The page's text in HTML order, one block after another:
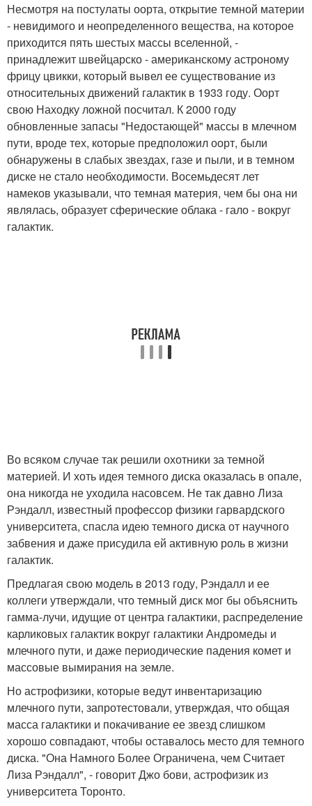
Несмотря на постулаты оорта, открытие темной материи
- невидимого и неопределенного вещества, на которое
приходится пять шестых массы вселенной, -
принадлежит швейцарско - американскому астроному
фрицу цвикки, который вывел ее существование из
относительных движений галактик в 1933 году. Оорт
свою Находку ложной посчитал. К 2000 году
обновленные запасы "Недостающей" массы в млечном
пути, вроде тех, которые предположил оорт, были
обнаружены в слабых звездах, газе и пыли, и в темном
диске не стало необходимости. Восемьдесят лет
намеков указывали, что темная материя, чем бы она ни
являлась, образует сферические облака - гало - вокруг
галактик.
Во всяком случае так решили охотники за темной
материей. И хоть идея темного диска оказалась в опале,
она никогда не уходила насовсем. Не так давно Лиза
Рэндалл, известный профессор физики гарвардского
университета, спасла идею темного диска от научного
забвения и даже присудила ей активную роль в жизни
галактик.
Предлагая свою модель в 2013 году, Рэндалл и ее
коллеги утверждали, что темный диск мог бы объяснить
гамма-лучи, идущие от центра галактики, распределение
карликовых галактик вокруг галактики Андромеды и
млечного пути, и даже периодические падения комет и
массовые вымирания на земле.
Но астрофизики, которые ведут инвентаризацию
млечного пути, запротестовали, утверждая, что общая
масса галактики и покачивание ее звезд слишком
хорошо совпадают, чтобы оставалось место для темного
диска. "Она Намного Более Ограничена, чем Считает
Лиза Рэндалл", - говорит Джо бови, астрофизик из
университета Торонто.